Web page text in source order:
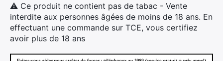
⚠ Ce produit ne contient pas de tabac - Vente
interdite aux personnes âgées de moins de 18 ans. En
effectuant une commande sur TCE, vous certifiez
avoir plus de 18 ans